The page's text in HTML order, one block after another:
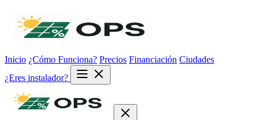
Inicio ¿Cómo Funciona? Precios Financiación Ciudades
¿Eres instalador?